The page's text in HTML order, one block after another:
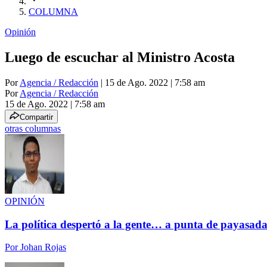
COLUMNA
Opinión
Luego de escuchar al Ministro Acosta
PorAgencia / Redacción | 15 de Ago. 2022 | 7:58 am
PorAgencia / Redacción
15 de Ago. 2022 | 7:58 am
Compartir
otras columnas
OPINIÓN
La política despertó a la gente… a punta de
PorJohan Rojas